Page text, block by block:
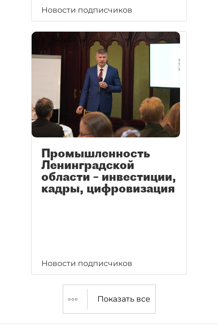
Новости подписчиков
Промышленность
Ленинградской
области – инвестиции,
кадры, цифровизация
Новости подписчиков
Показать все